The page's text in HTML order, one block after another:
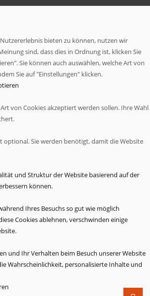
bieten zu können, nutzen wir
sind, dass dies in Ordnung ist, klicken Sie
Sie können auch auswählen, welche Art von
Sie auf "Einstellungen" klicken.
von Cookies akzeptiert werden sollen. Ihre Wahl
optional. Sie werden benötigt, damit die Website
und Struktur der Website basierend auf der
können.
Ihres Besuchs so gut wie möglich
Cookies ablehnen, verschwinden einige
und Ihr Verhalten beim Besuch unserer Website
Wahrscheinlichkeit, personalisierte Inhalte und